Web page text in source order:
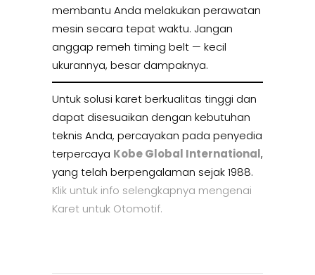
membantu Anda melakukan perawatan
mesin secara tepat waktu. Jangan
anggap remeh timing belt — kecil
ukurannya, besar dampaknya.
Untuk solusi karet berkualitas tinggi dan
dapat disesuaikan dengan kebutuhan
teknis Anda, percayakan pada penyedia
terpercaya Kobe Global International,
yang telah berpengalaman sejak 1988.
Klik untuk info selengkapnya mengenai
Karet untuk Otomotif.